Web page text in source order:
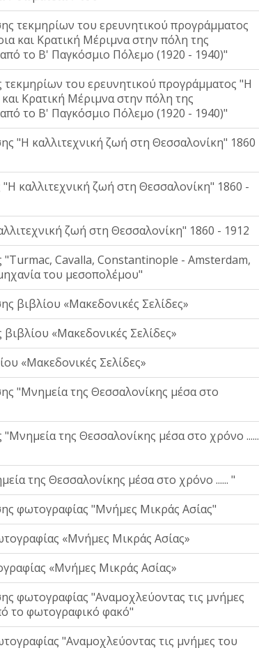
τεκμηρίων του ερευνητικού προγράμματος
και Κρατική Μέριμνα στην πόλη της
το Β' Παγκόσμιο Πόλεμο (1920 - 1940)"
του ερευνητικού προγράμματος "Η
Κρατική Μέριμνα στην πόλη της
το Β' Παγκόσμιο Πόλεμο (1920 - 1940)"
"Η καλλιτεχνική ζωή στη Θεσσαλονίκη" 1860
καλλιτεχνική ζωή στη Θεσσαλονίκη" 1860 -
ζωή στη Θεσσαλονίκη" 1860 - 1912
Cavalla, Constantinople - Amsterdam,
του μεσοπολέμου"
βιβλίου «Μακεδονικές Σελίδες»
«Μακεδονικές Σελίδες»
«Μακεδονικές Σελίδες»
"Μνημεία της Θεσσαλονίκης μέσα στο
της Θεσσαλονίκης μέσα στο χρόνο ......
της Θεσσαλονίκης μέσα στο χρόνο ...... "
φωτογραφίας "Μνήμες Μικράς Ασίας"
«Μνήμες Μικράς Ασίας»
«Μνήμες Μικράς Ασίας»
φωτογραφίας "Αναμοχλεύοντας τις μνήμες
το φωτογραφικό φακό"
"Αναμοχλεύοντας τις μνήμες του